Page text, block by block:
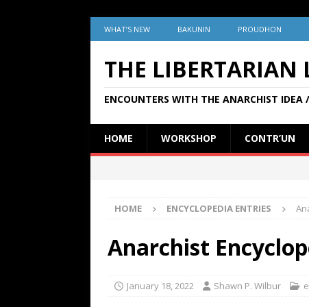
WHAT’S NEW BAKUNIN PROUDHON
THE LIBERTARIAN
ENCOUNTERS WITH THE ANARCHIST
HOME WORKSHOP CONTR’UN
HOME ENCYCLOPEDIA ENTRIES
Anarchist
January 18, 2022 Shawn P. Wilbur